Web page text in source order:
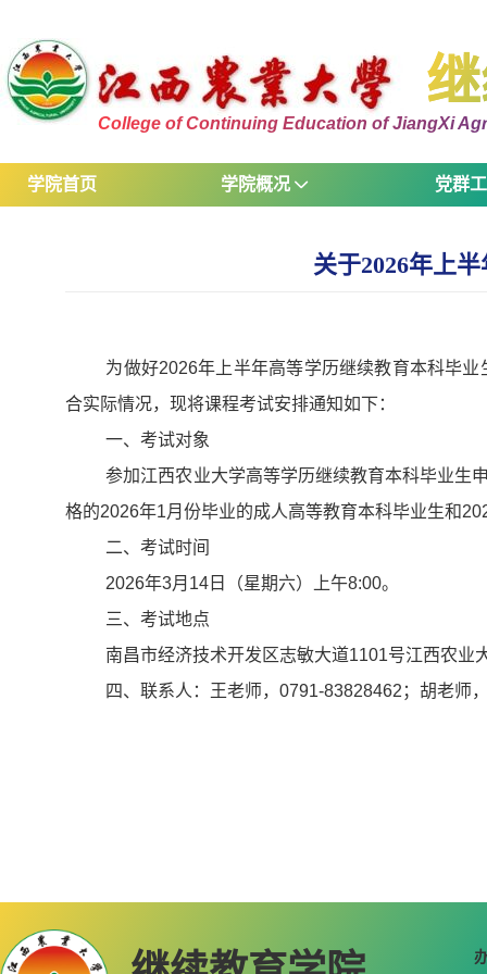
College of Continuing Education of JiangXi
学院首页 学院概况 党群
关于2026年上
为做好2026年上半年高等学历继续教育本科毕
合实际情况，现将课程考试安排通知如下：
一、考试对象
参加江西农业大学高等学历继续教育本科毕业生
格的2026年1月份毕业的成人高等教育本科毕业生和
二、考试时间
2026年3月14日（星期六）上午8:00。
三、考试地点
南昌市经济技术开发区志敏大道1101号江西农业
四、联系人：王老师，0791-83828462；胡老师